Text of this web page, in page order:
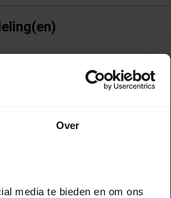
Over
media te bieden en om ons
voor dit product een beoordeling